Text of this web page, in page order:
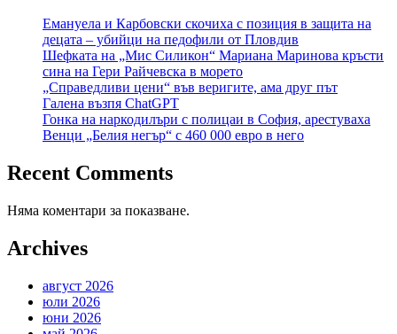
Емануела и Карбовски скочиха с позиция в защита на
децата – убийци на педофили от Пловдив
Шефката на „Мис Силикон“ Мариана Маринова кръсти
сина на Гери Райчевска в морето
„Справедливи цени“ във веригите, ама друг път
Галена възпя ChatGPT
Гонка на наркодилъри с полицаи в София, арестуваха
Венци „Белия негър“ с 460 000 евро в него
Recent Comments
Няма коментари за показване.
Archives
август 2026
юли 2026
юни 2026